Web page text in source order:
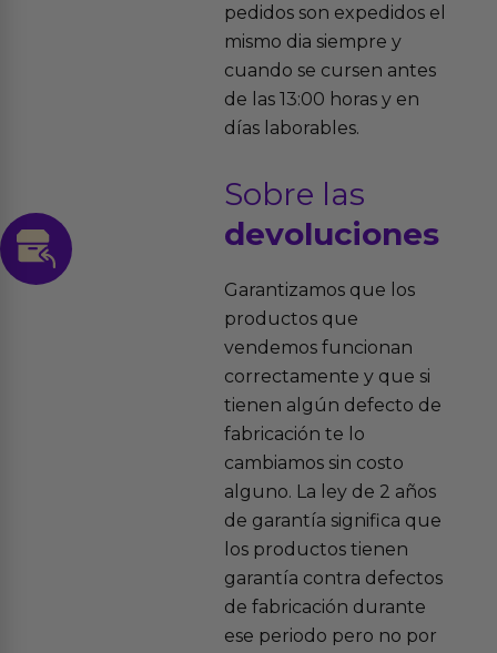
pedidos son expedidos el
mismo dia siempre y
cuando se cursen antes
de las 13:00 horas y en
días laborables.
Sobre las
devoluciones
Garantizamos que los
productos que
vendemos funcionan
correctamente y que si
tienen algún defecto de
fabricación te lo
cambiamos sin costo
alguno. La ley de 2 años
de garantía significa que
los productos tienen
garantía contra defectos
de fabricación durante
ese periodo pero no por